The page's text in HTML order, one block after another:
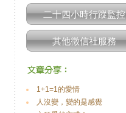
二十四小時行蹤監控
其他徵信社服務
1+1=1的愛情
人沒變，變的是感覺